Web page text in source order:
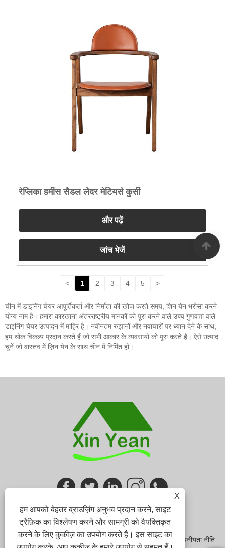
रेप्लिका हर्मीस सैडल लेदर मेटियर्स कुर्सी
और पढ़ें
जांच भेजें
< 1 2 3 4 5 >
चीन में डाइनिंग चेयर आपूर्तिकर्ता और निर्माता की खोज करते समय, शिन येन भरोसा करने
योग्य नाम है। हमारा कारखाना अंतरराष्ट्रीय मानकों को पूरा करने वाले उच्च गुणवत्ता वाले
डाइनिंग चेयर उत्पादन में माहिर है। नवीनतम रुझानों और नवाचारों पर ध्यान देने के साथ,
हम थोक विकल्प प्रदान करते हैं जो सभी आकार के व्यवसायों को पूरा करते हैं। ऐसे उत्पाद
चुनें जो वास्तव में ज़िन येन के साथ चीन में निर्मित हों।
X
हम आपको बेहतर ब्राउज़िंग अनुभव प्रदान करने, साइट
ट्रैफ़िक का विश्लेषण करने और सामग्री को वैयक्तिकृत
करने के लिए कुकीज़ का उपयोग करते हैं। इस साइट का
Links Sitemap RSS XML गोपनीयता नीति